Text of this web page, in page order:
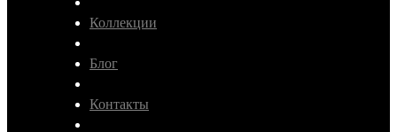
Коллекции
Блог
Контакты